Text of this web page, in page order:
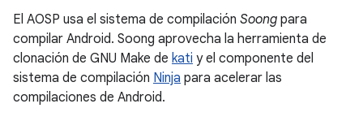
El AOSP usa el sistema de compilación Soong para
compilar Android. Soong aprovecha la herramienta de
clonación de GNU Make de kati y el componente del
sistema de compilación Ninja para acelerar las
compilaciones de Android.